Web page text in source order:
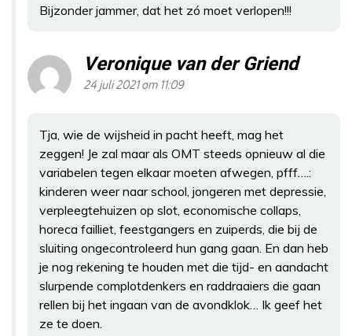
Bijzonder jammer, dat het zó moet verlopen!!!
Veronique van der Griend
24 juli 2021 om 11:09
Tja, wie de wijsheid in pacht heeft, mag het
zeggen! Je zal maar als OMT steeds opnieuw al die
variabelen tegen elkaar moeten afwegen, pfff….:
kinderen weer naar school, jongeren met depressie,
verpleegtehuizen op slot, economische collaps,
horeca failliet, feestgangers en zuiperds, die bij de
sluiting ongecontroleerd hun gang gaan. En dan heb
je nog rekening te houden met die tijd- en aandacht
slurpende complotdenkers en raddraaiers die gaan
rellen bij het ingaan van de avondklok… Ik geef het
ze te doen.